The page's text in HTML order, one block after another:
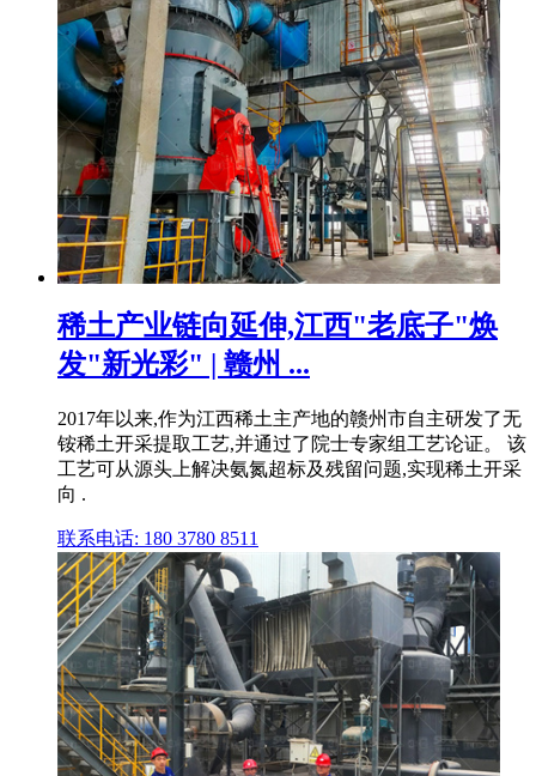
稀土产业链向延伸,江西"老底子"焕
发"新光彩" | 赣州 ...
2017年以来,作为江西稀土主产地的赣州市自主研发了无
铵稀土开采提取工艺,并通过了院士专家组工艺论证。 该
工艺可从源头上解决氨氮超标及残留问题,实现稀土开采
向 .
联系电话: 180 3780 8511